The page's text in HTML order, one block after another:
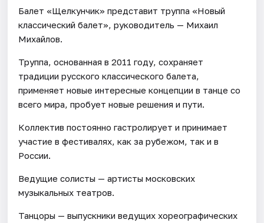
Балет «Щелкунчик» представит труппа «Новый
классический балет», руководитель — Михаил
Михайлов.
Труппа, основанная в 2011 году, сохраняет
традиции русского классического балета,
применяет новые интересные концепции в танце со
всего мира, пробует новые решения и пути.
Коллектив постоянно гастролирует и принимает
участие в фестивалях, как за рубежом, так и в
России.
Ведущие солисты — артисты московских
музыкальных театров.
Танцоры — выпускники ведущих хореографических